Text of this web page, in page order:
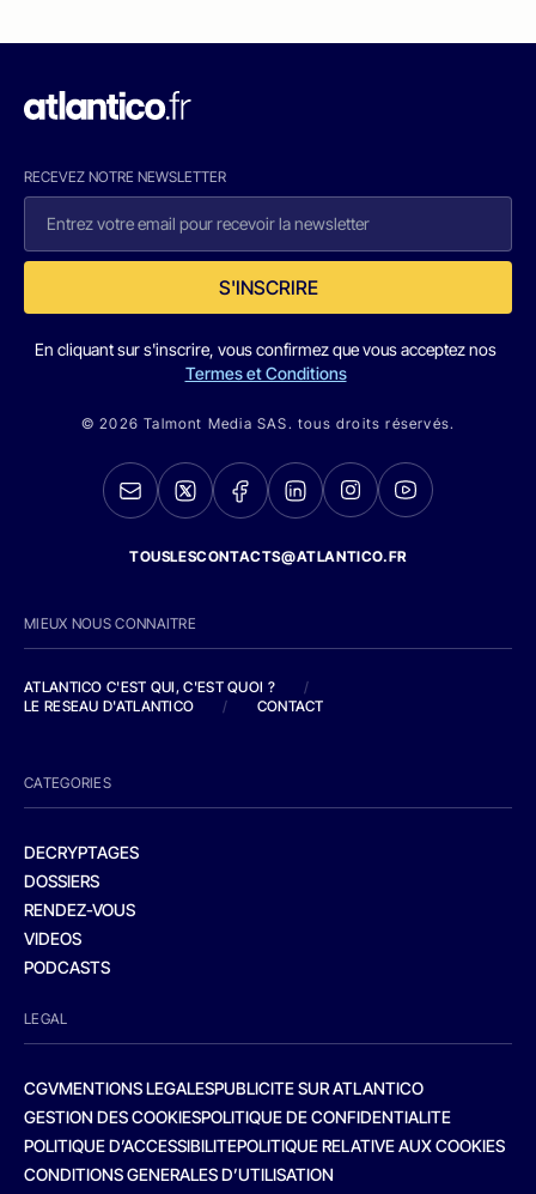
RECEVEZ NOTRE NEWSLETTER
S'INSCRIRE
En cliquant sur s'inscrire, vous confirmez que vous acceptez nos
Termes et Conditions
© 2026 Talmont Media SAS. tous droits réservés.
TOUSLESCONTACTS@ATLANTICO.FR
MIEUX NOUS CONNAITRE
ATLANTICO C'EST QUI, C'EST QUOI ?
/
LE RESEAU D'ATLANTICO
/ CONTACT
CATEGORIES
DECRYPTAGES
DOSSIERS
RENDEZ-VOUS
VIDEOS
PODCASTS
LEGAL
CGVMENTIONS LEGALESPUBLICITE SUR ATLANTICO
GESTION DES COOKIESPOLITIQUE DE CONFIDENTIALITE
POLITIQUE D’ACCESSIBILITEPOLITIQUE RELATIVE AUX COOKIES
CONDITIONS GENERALES D’UTILISATION